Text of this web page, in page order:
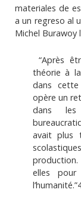
materiales de
a un regreso al
Michel Burawoy
“Après
théorie à
dans cette
opère un
dans les
avait plus
elles